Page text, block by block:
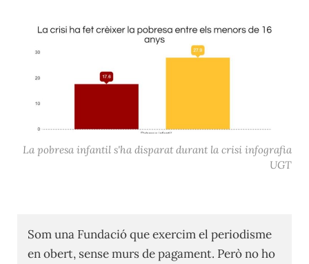
La pobresa infantil s'ha disparat durant la crisi infografia
UGT
Som una Fundació que exercim el periodisme
en obert, sense murs de pagament. Però no ho